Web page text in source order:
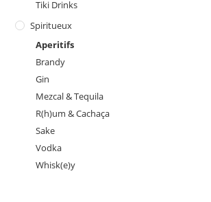
Tiki Drinks
Spiritueux
Aperitifs
Brandy
Gin
Mezcal & Tequila
R(h)um & Cachaça
Sake
Vodka
Whisk(e)y